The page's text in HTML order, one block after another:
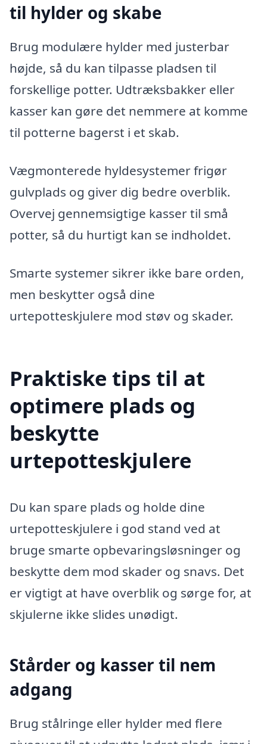
til hylder og skabe
Brug modulære hylder med justerbar
højde, så du kan tilpasse pladsen til
forskellige potter. Udtræksbakker eller
kasser kan gøre det nemmere at komme
til potterne bagerst i et skab.
Vægmonterede hyldesystemer frigør
gulvplads og giver dig bedre overblik.
Overvej gennemsigtige kasser til små
potter, så du hurtigt kan se indholdet.
Smarte systemer sikrer ikke bare orden,
men beskytter også dine
urtepotteskjulere mod støv og skader.
Praktiske tips til at
optimere plads og
beskytte
urtepotteskjulere
Du kan spare plads og holde dine
urtepotteskjulere i god stand ved at
bruge smarte opbevaringsløsninger og
beskytte dem mod skader og snavs. Det
er vigtigt at have overblik og sørge for, at
skjulerne ikke slides unødigt.
Stårder og kasser til nem
adgang
Brug stålringe eller hylder med flere